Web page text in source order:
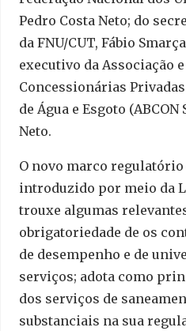
Pedro Costa Neto; do
da FNU/CUT, Fábio
executivo da Associação
Concessionárias
de Água e Esgoto (ABCON
Neto.
O novo marco
introduzido por meio da
trouxe algumas
obrigatoriedade de os
de desempenho e de
serviços; adota como
dos serviços de
substanciais na sua